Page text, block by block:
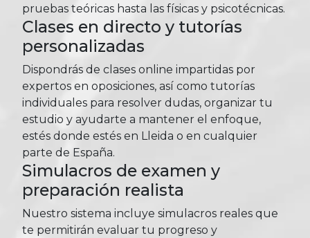
pruebas teóricas hasta las físicas y psicotécnicas.
Clases en directo y tutorías
personalizadas
Dispondrás de clases online impartidas por
expertos en oposiciones, así como tutorías
individuales para resolver dudas, organizar tu
estudio y ayudarte a mantener el enfoque,
estés donde estés en Lleida o en cualquier
parte de España.
Simulacros de examen y
preparación realista
Nuestro sistema incluye simulacros reales que
te permitirán evaluar tu progreso y